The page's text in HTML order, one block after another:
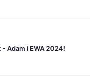
Adam i EWA 2024!